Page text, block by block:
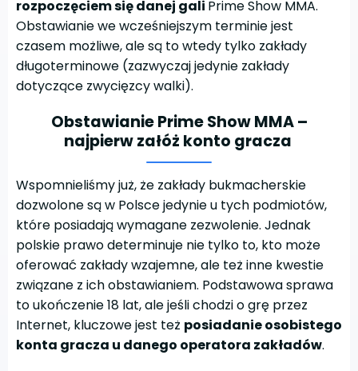
rozpoczęciem się danej gali Prime Show MMA.
Obstawianie we wcześniejszym terminie jest
czasem możliwe, ale są to wtedy tylko zakłady
długoterminowe (zazwyczaj jedynie zakłady
dotyczące zwycięzcy walki).
Obstawianie Prime Show MMA –
najpierw załóż konto gracza
Wspomnieliśmy już, że zakłady bukmacherskie
dozwolone są w Polsce jedynie u tych podmiotów,
które posiadają wymagane zezwolenie. Jednak
polskie prawo determinuje nie tylko to, kto może
oferować zakłady wzajemne, ale też inne kwestie
związane z ich obstawianiem. Podstawowa sprawa
to ukończenie 18 lat, ale jeśli chodzi o grę przez
Internet, kluczowe jest też posiadanie osobistego
konta gracza u danego operatora zakładów.